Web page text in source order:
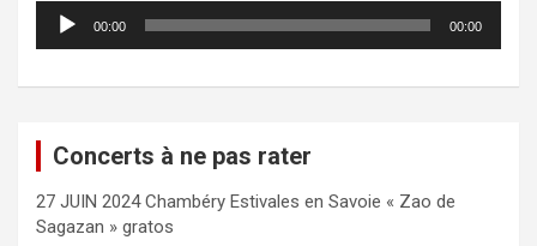
Lecteur
audio
00:00 00:00
Concerts à ne pas rater
27 JUIN 2024 Chambéry Estivales en Savoie « Zao de
Sagazan » gratos